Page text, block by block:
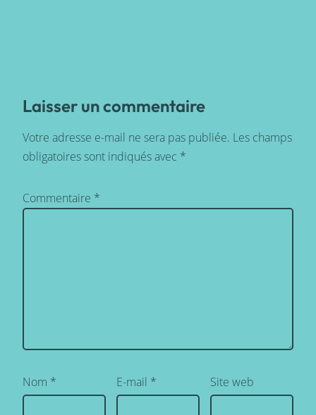
Laisser un commentaire
Votre adresse e-mail ne sera pas publiée. Les champs
obligatoires sont indiqués avec *
Commentaire *
Nom * E-mail * Site web